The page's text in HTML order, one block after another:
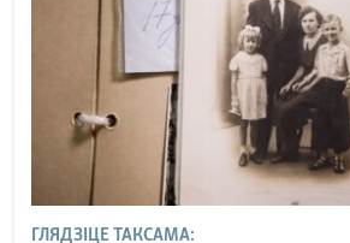
ГЛЯДЗІЦЕ ТАКСАМА: